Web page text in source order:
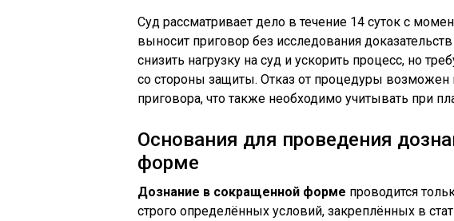
Суд рассматривает дело в течение 14 суток с
выносит приговор без исследования
снизить нагрузку на суд и ускорить процесс, но
со стороны защиты. Отказ от процедуры
приговора, что также необходимо учитывать при
Основания для проведения
форме
Дознание в сокращенной форме проводится
строго определённых условий, закреплённых в